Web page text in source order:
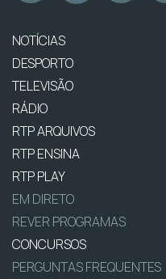
NOTÍCIAS
DESPORTO
TELEVISÃO
RÁDIO
RTP ARQUIVOS
RTP ENSINA
RTP PLAY
EM DIRETO
REVER PROGRAMAS
CONCURSOS
PERGUNTAS FREQUENTES